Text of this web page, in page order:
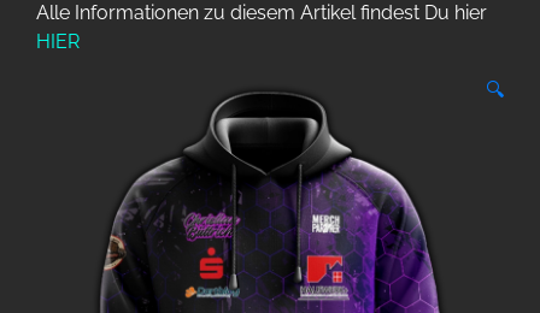
Alle Informationen zu diesem Artikel findest Du hier
HIER
🔍